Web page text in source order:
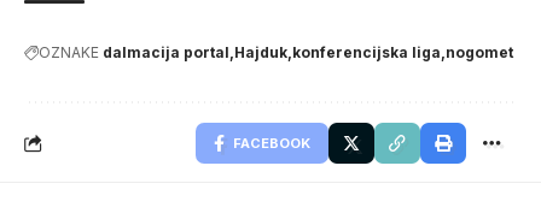
OZNAKE dalmacija portal Hajduk konferencijska liga nogomet
FACEBOOK